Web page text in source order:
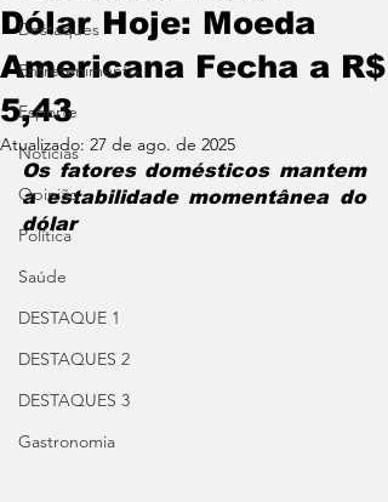
Destaques
Entretenimento
Esporte
Notícias
Opinião
Política
Saúde
DESTAQUE 1
DESTAQUES 2
DESTAQUES 3
Gastronomia
Dólar Hoje: Moeda
Americana Fecha a R$
5,43
Atualizado: 27 de ago. de 2025
Os fatores domésticos mantem
a estabilidade momentânea do
dólar